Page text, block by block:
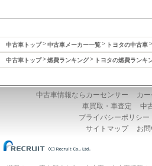
中古車トップ 中古車メーカー一覧 トヨタの中古車
中古車トップ 燃費ランキング トヨタの燃費ランキ
中古車情報ならカーセンサー
カ
車買取・車査定
中
プライバシーポリシー
サイトマップ
お